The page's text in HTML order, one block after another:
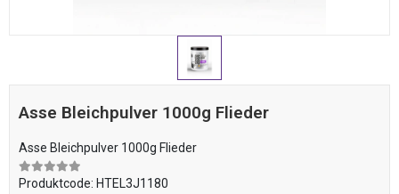
Asse Bleichpulver 1000g Flieder
Asse Bleichpulver 1000g Flieder
Produktcode: HTEL3J1180